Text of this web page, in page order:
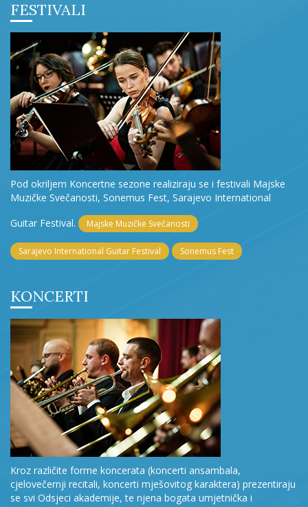
FESTIVALI
Pod okriljem Koncertne sezone realiziraju se i festivali Majske
Muzičke Svečanosti, Sonemus Fest, Sarajevo International
Guitar Festival.
Majske Muzičke Svečanosti
Sarajevo International Guitar Festival Sonemus Fest
KONCERTI
Kroz različite forme koncerata (koncerti ansambala,
cjelovečernji recitali, koncerti mješovitog karaktera) prezentiraju
se svi Odsjeci akademije, te njena bogata umjetnička i